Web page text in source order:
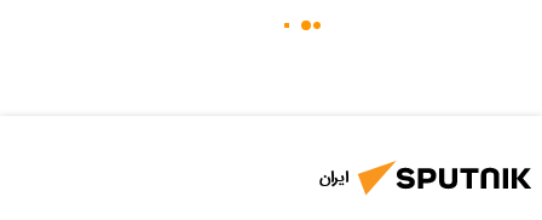
ایران